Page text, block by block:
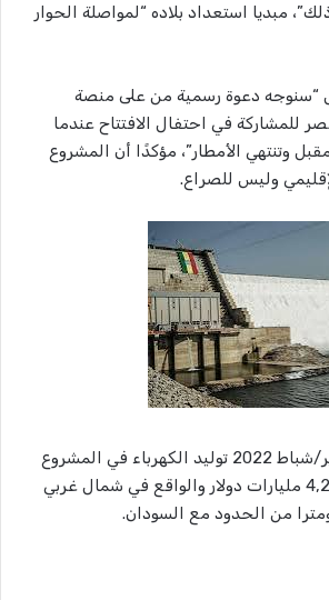
مبديا استعداد بلاده “لمواصلة الحوار
“سنوجه دعوة رسمية من على منصة
للمشاركة في احتفال الافتتاح عندما
وتنتهي الأمطار”، مؤكدًا أن المشروع
وليس للصراع.
وبدأت إثيوبيا في فبراير/شباط 2022 توليد الكهرباء في المشروع
الضخم البالغة كلفته 4,2 مليارات دولار والواقع في شمال غربي